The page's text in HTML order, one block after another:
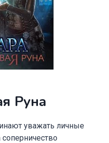
Руна
уважать личные
соперничество